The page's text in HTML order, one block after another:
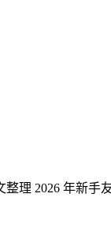
理 2026 年新手